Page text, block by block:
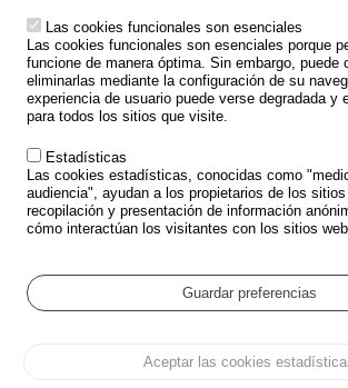
TRATAMIENTO DE DATOS PERSONALES
ACCIDENTES DE TRÁFICO
ESTUDIOS
CONVOCATORIA DE PROYECTOS DE ESTUDIOS
POLÍTICA DE SEGURIDAD VIAL
Outils
EVENTOS
GLOSARIO
Cookie settings
Protección de datos y Cookies
Las cookies funcionales son esenciales
Las cookies funcionales son esenciales porque
funcione de manera óptima. Sin embargo, puede
eliminarlas mediante la configuración de su
experiencia de usuario puede verse degradada y
para todos los sitios que visite.
Estadísticas
Las cookies estadísticas, conocidas como
audiencia", ayudan a los propietarios de los
recopilación y presentación de información
cómo interactúan los visitantes con los sitios
Guardar preferencias
Aceptar las cookies